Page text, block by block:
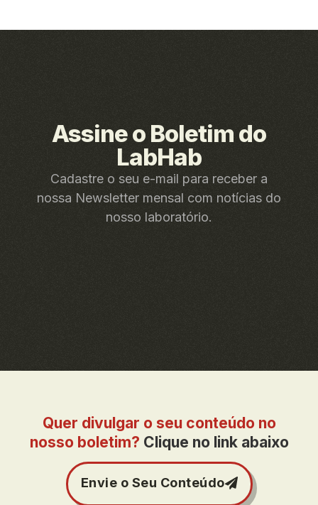
Assine o Boletim do
LabHab
Cadastre o seu e-mail para receber a
nossa Newsletter mensal com notícias do
nosso laboratório.
Quer divulgar o seu conteúdo no
nosso boletim? Clique no link abaixo
Envie o Seu Conteúdo